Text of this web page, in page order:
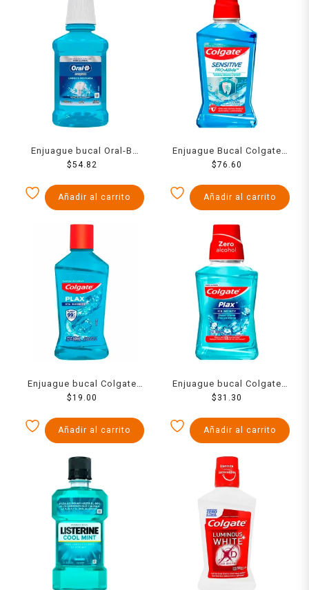
Enjuague bucal Oral-B
Complete con flúor
$54.82
Añadir al carrito
Enjuague Bucal Colgate
Sensitive Pro-Alivio
ml
$76.60
Añadir al carrito
Enjuague bucal Colgate
Plax ice infinity 60 ml
$19.00
Añadir al carrito
Enjuague bucal Colgate
Plax ice infinity zero
$ 31.30
Añadir al carrito